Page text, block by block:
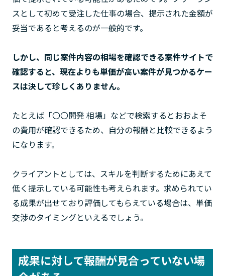
スとして初めて受注した仕事の場合、提示された金額が
妥当であると考えるのが一般的です。
しかし、同じ案件内容の相場を確認できる案件サイトで
確認すると、現在よりも単価が高い案件が見つかるケー
スは決して珍しくありません。
たとえば「〇〇開発 相場」などで検索するとおおよそ
の費用が確認できるため、自分の報酬と比較できるよう
になります。
クライアントとしては、スキルを判断するためにあえて
低く提示している可能性も考えられます。求められてい
る成果が出せており評価してもらえている場合は、単価
交渉のタイミングといえるでしょう。
成果に対して報酬が見合っていない場